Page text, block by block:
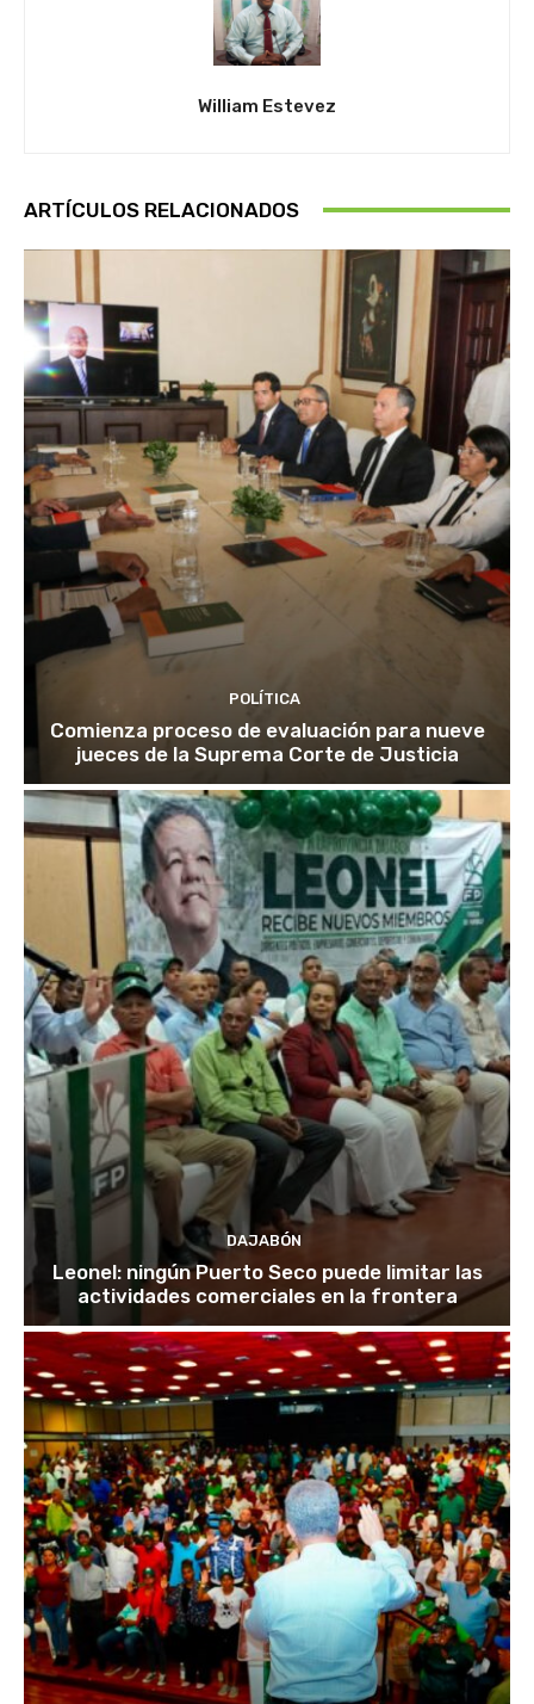
William Estevez
ARTÍCULOS RELACIONADOS
POLÍTICA
Comienza proceso de evaluación para nueve
jueces de la Suprema Corte de Justicia
DAJABÓN
Leonel: ningún Puerto Seco puede limitar las
actividades comerciales en la frontera